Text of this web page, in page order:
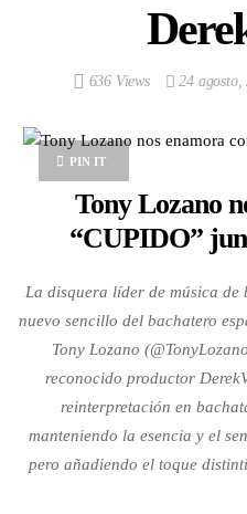
636 Views 24 agosto,
PIN IT
Tony Lozano
“CUPIDO”
La disquera líder de música de
nuevo sencillo del bachatero
Tony Lozano
reconocido productor
reinterpretación en
manteniendo la esencia y el
pero añadiendo el toque